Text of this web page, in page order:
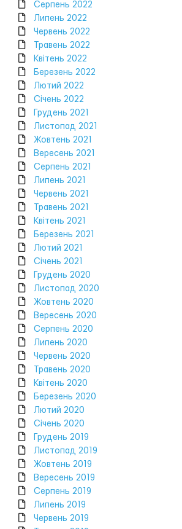
Серпень 2022
Липень 2022
Червень 2022
Травень 2022
Квітень 2022
Березень 2022
Лютий 2022
Січень 2022
Грудень 2021
Листопад 2021
Жовтень 2021
Вересень 2021
Серпень 2021
Липень 2021
Червень 2021
Травень 2021
Квітень 2021
Березень 2021
Лютий 2021
Січень 2021
Грудень 2020
Листопад 2020
Жовтень 2020
Вересень 2020
Серпень 2020
Липень 2020
Червень 2020
Травень 2020
Квітень 2020
Березень 2020
Лютий 2020
Січень 2020
Грудень 2019
Листопад 2019
Жовтень 2019
Вересень 2019
Серпень 2019
Липень 2019
Червень 2019